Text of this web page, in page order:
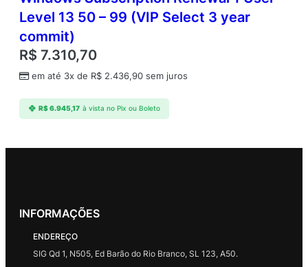
Level 13 50 – 99 (VIP Select 3 year
commit)
R$ 7.310,70
em até 3x de R$ 2.436,90 sem juros
R$6.945,17 à vista no Pix ou Boleto
INFORMAÇÕES
ENDEREÇO
SIG Qd 1, N505, Ed Barão do Rio Branco, SL 123, A50.